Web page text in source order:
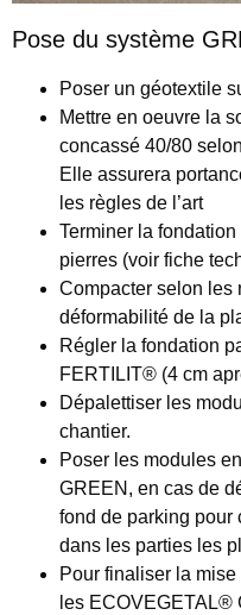
Pose du système
Poser un géotextile
Mettre en oeuvre la
concassé 40/80
Elle assurera
les règles de l’art
Terminer la
pierres (voir fiche
Compacter selon les
déformabilité de la
Régler la fondation
FERTILIT® (4 cm
Dépalettiser les
chantier.
Poser les modules
GREEN, en cas de
fond de parking pour
dans les parties les
Pour finaliser la
les ECOVEGETAL®